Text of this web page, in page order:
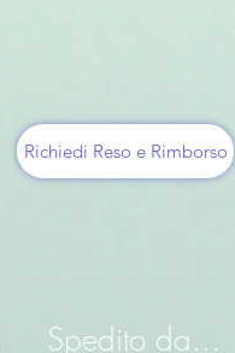
Richiedi Reso e Rimborso
Spedito da...